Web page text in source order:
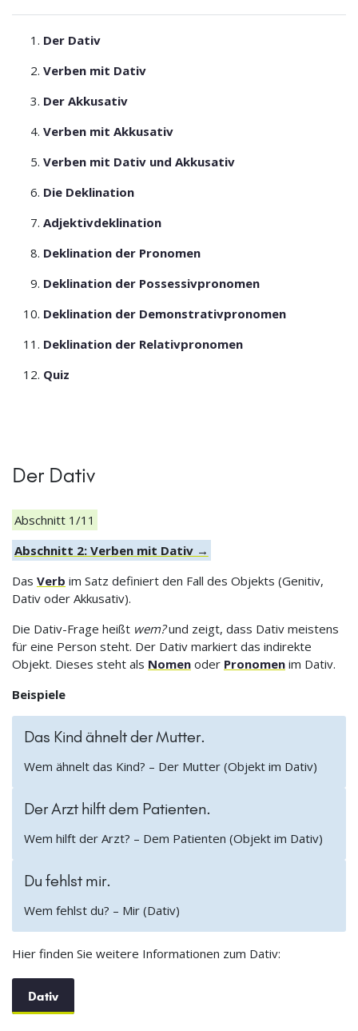
Der Dativ
Verben mit Dativ
Der Akkusativ
Verben mit Akkusativ
Verben mit Dativ und Akkusativ
Die Deklination
Adjektivdeklination
Deklination der Pronomen
Deklination der Possessivpronomen
Deklination der Demonstrativpronomen
Deklination der Relativpronomen
Quiz
Der Dativ
Abschnitt 1/11
Abschnitt 2: Verben mit Dativ →
Das Verb im Satz definiert den Fall des Objekts (Genitiv,
Dativ oder Akkusativ).
Die Dativ-Frage heißt wem?und zeigt, dass Dativ meistens
für eine Person steht. Der Dativ markiert das indirekte
Objekt. Dieses steht als Nomen oder Pronomen im Dativ.
Beispiele
Das Kind ähnelt der Mutter.
Wem ähnelt das Kind? – Der Mutter (Objekt im Dativ)
Der Arzt hilft dem Patienten.
Wem hilft der Arzt? – Dem Patienten (Objekt im Dativ)
Du fehlst mir.
Wem fehlst du? – Mir (Dativ)
Hier finden Sie weitere Informationen zum Dativ:
Dativ